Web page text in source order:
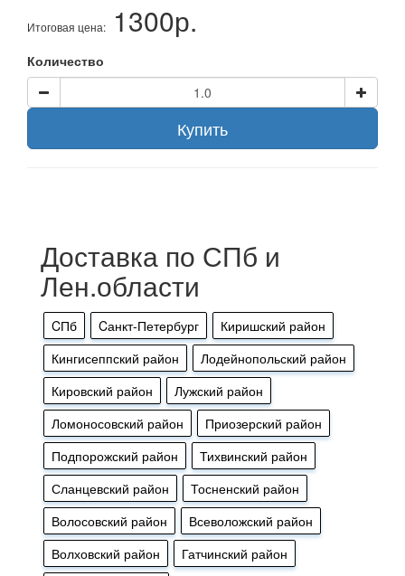
Итоговая цена: 1300р.
Количество
Купить
Доставка по СПб и
Лен.области
CПб Cанкт-Петербург
Киришский район
Кингисеппский район
Лодейнопольский район
Кировский район
Лужский район
Ломоносовский район
Приозерский район
Подпорожский район
Тихвинский район
Сланцевский район
Тосненский район
Волосовский район
Всеволожский район
Волховский район
Гатчинский район